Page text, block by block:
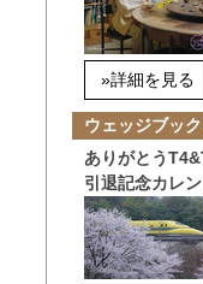
»詳細を見る
ウェッジブッ
ありがとう
引退記念カレ